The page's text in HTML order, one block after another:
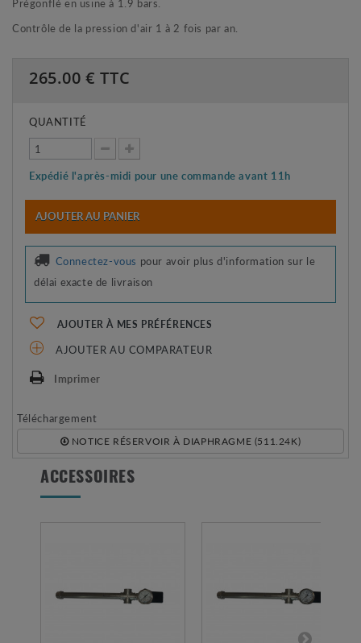
Contrôle de la pression d'air 1 à 2 fois par an.
265.00 € TTC
QUANTITÉ
Expédié l'après-midi pour une commande avant 11h
AJOUTER AU PANIER
Connectez-vous pour avoir plus d'information sur le
délai exacte de livraison
AJOUTER À MES PRÉFÉRENCES
AJOUTER AU COMPARATEUR
Imprimer
Téléchargement
NOTICE RÉSERVOIR À DIAPHRAGME (511.24K)
ACCESSOIRES